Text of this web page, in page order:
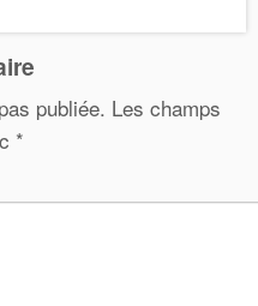
publiée. Les champs
*